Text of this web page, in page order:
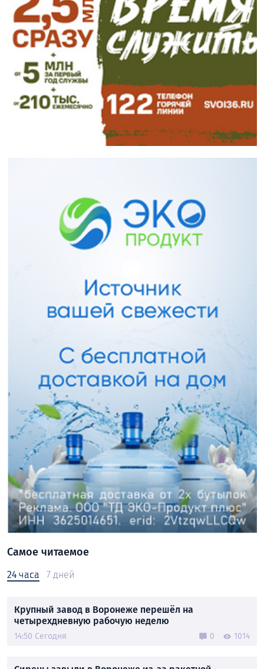
Самое читаемое
24 часа 7 дней
Крупный завод в Воронеже перешёл на
четырехдневную рабочую неделю
14:50 Сегодня 0 1014